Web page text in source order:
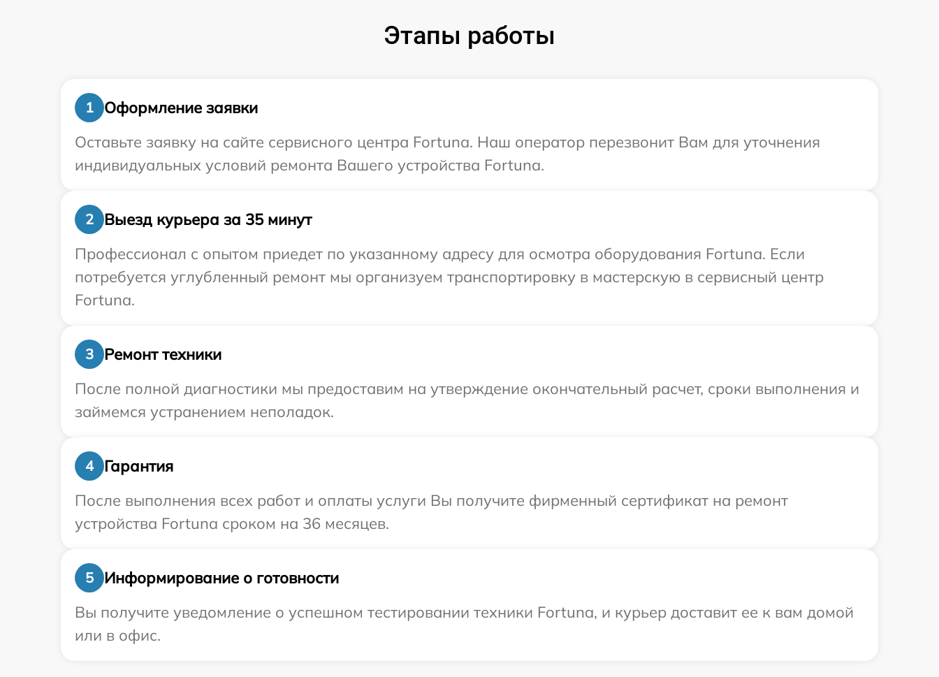
Этапы работы
1
Оформление заявки
Оставьте заявку на сайте сервисного центра Fortuna. Наш оператор перезвонит Вам для уточнения
индивидуальных условий ремонта Вашего устройства Fortuna.
2
Выезд курьера за 35 минут
Профессионал с опытом приедет по указанному адресу для осмотра оборудования Fortuna. Если
потребуется углубленный ремонт мы организуем транспортировку в мастерскую в сервисный центр
Fortuna.
3
Ремонт техники
После полной диагностики мы предоставим на утверждение окончательный расчет, сроки выполнения и
займемся устранением неполадок.
4
Гарантия
После выполнения всех работ и оплаты услуги Вы получите фирменный сертификат на ремонт
устройства Fortuna сроком на 36 месяцев.
5
Информирование о готовности
Вы получите уведомление о успешном тестировании техники Fortuna, и курьер доставит ее к вам домой
или в офис.